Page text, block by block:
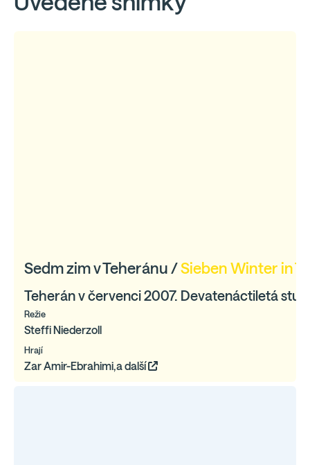
Sedm zim v Teheránu /Sieben Winter in
Teherán v červenci 2007. Devatenáctiletá
Režie
Steffi Niederzoll
Hrají
Zar Amir-Ebrahimi,a další